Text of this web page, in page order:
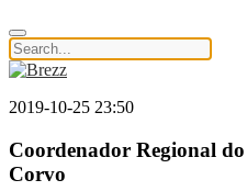
2019-10-25 23:50
Coordenador Regional
Corvo